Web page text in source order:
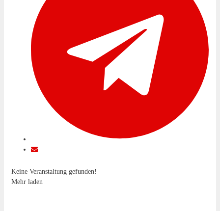
Keine Veranstaltung gefunden!
Mehr laden